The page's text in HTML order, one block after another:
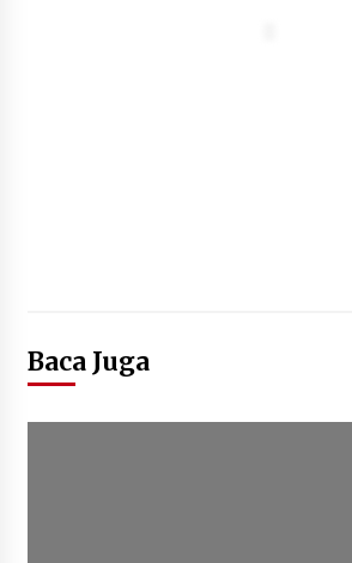
Baca Juga